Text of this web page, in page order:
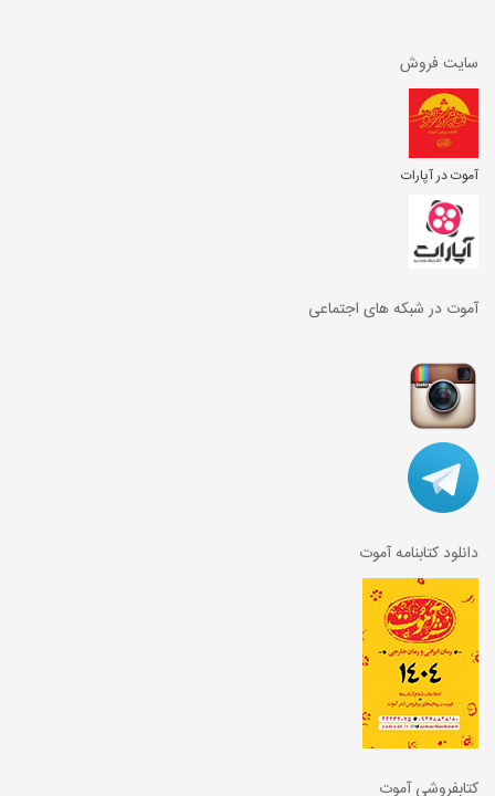
سایت فروش
آموت در آپارات
آموت در شبکه های اجتماعی
دانلود کتابنامه آموت
کتابفروشی آموت